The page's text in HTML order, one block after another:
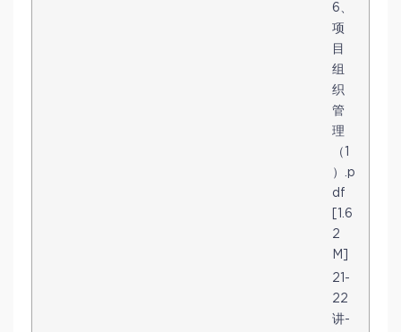
6、
项
目
组
织
管
理
（1
）.p
df
[1.6
2
M]
21-
22
讲-